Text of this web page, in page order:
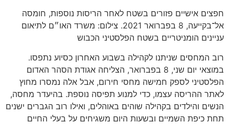
חפצים אישיים פזורים בשטח לאחר הריסות נוספות, חומסה
אל־בקייעה, 8 בפברואר 2021. צילום: משרד האו״ם לתיאום
עניינים הומניטריים בשטח הפלסטיני הכבוש
רוב המחסים שניתנו לקהילה בשבוע האחרון כסיוע נתפסו.
במוצאי יום שני, 8 בפברואר, הצליחה אגודת הסהר האדום
הפלסטיני לספק חמישה מחסי חירום, אבל אלה נמסרו מחוץ
לאתר ההריסה עצמו, כדי למנוע תפיסה נוספת. בהיעדר מחסה,
הנשים והילדים בקהילה שוהים באוהלים, ואילו רוב הגברים ישנים
תחת כיפת השמיים ובשעות היום משגיחים על בעלי החיים